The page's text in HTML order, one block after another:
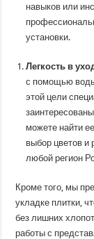
навыков или
установки.
Легкость в
с помощью воды
этой цели
можете найти
выбор цветов и
любой регион
Кроме того, мы
укладке плитки,
без лишних
работы с